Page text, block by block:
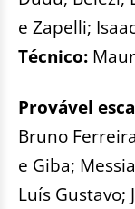
e Zapelli;
Técnico:
Provável
Bruno
e Giba;
Luís Gustavo;